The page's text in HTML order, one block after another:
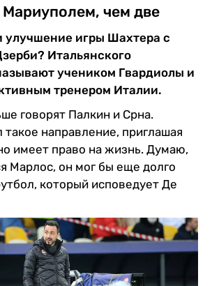
Мариуполем, чем две
улучшение игры Шахтера с
Итальянского
учеником Гвардиолы и
тренером Италии.
говорят Палкин и Срна.
направление, приглашая
имеет право на жизнь. Думаю,
Марлос, он мог бы еще долго
который исповедует Де